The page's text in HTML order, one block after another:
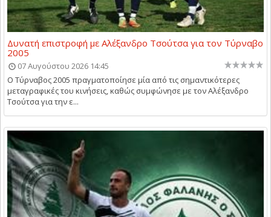
Δυνατή επιστροφή με Αλέξανδρο Τσούτσα για τον Τύρναβο
2005
07 Αυγούστου 2026 14:45
Ο Τύρναβος 2005 πραγματοποίησε μία από τις σημαντικότερες
μεταγραφικές του κινήσεις, καθώς συμφώνησε με τον Αλέξανδρο
Τσούτσα για την ε...